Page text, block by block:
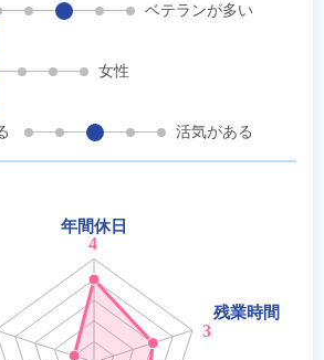
ベテランが多い
女性
活気がある